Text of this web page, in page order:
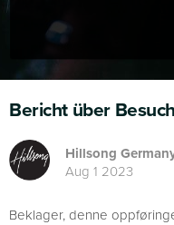
Bericht über
Hillsong
Aug 1 2023
Beklager, denne